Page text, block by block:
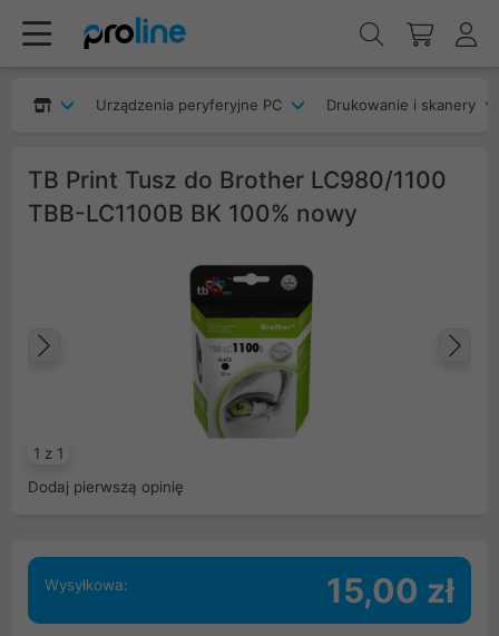
Urządzenia peryferyjne PC Drukowanie i skanery
TB Print Tusz do Brother LC980/1100
TBB-LC1100B BK 100% nowy
1 z 1
Poprzedni
Dodaj pierwszą opinię
Wysyłkowa: 15,00 zł